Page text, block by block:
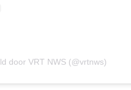
door VRT NWS (@vrtnws)